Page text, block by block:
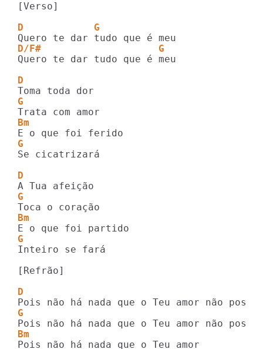
[Verso]
D            G
D/F#                    G
Quero te dar tudo que é meu
D
G
Bm
G
Se cicatrizará
D
G
Bm
G
Inteiro se fará
[Refrão]
D
G
Bm